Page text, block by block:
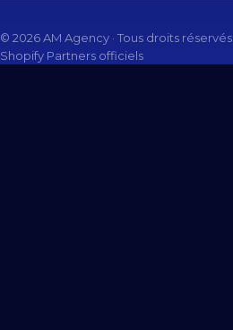
© 2026 AM Agency · Tous droits réservés
Shopify Partners officiels